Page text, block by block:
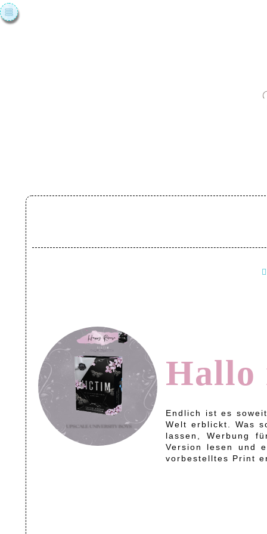
Hallo
Endlich ist es
Welt erblickt. Was
lassen, Werbung
Version lesen und
vorbestelltes Print